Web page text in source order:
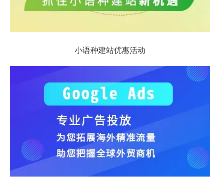
小语种建站优惠活动